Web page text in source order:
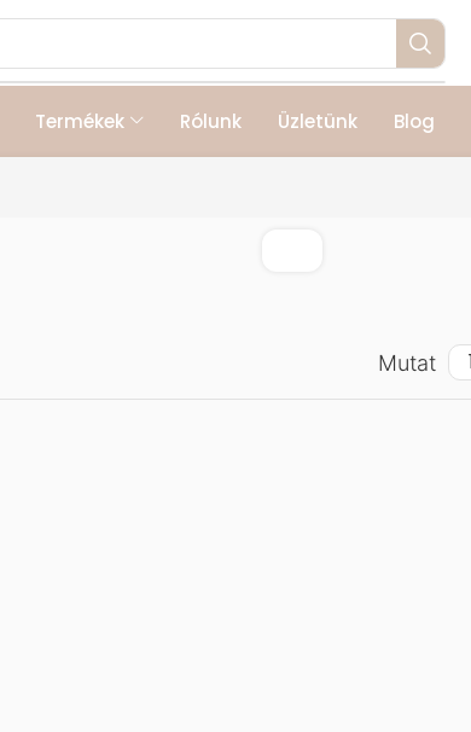
Termékek Rólunk Üzletünk Blog
Mutat